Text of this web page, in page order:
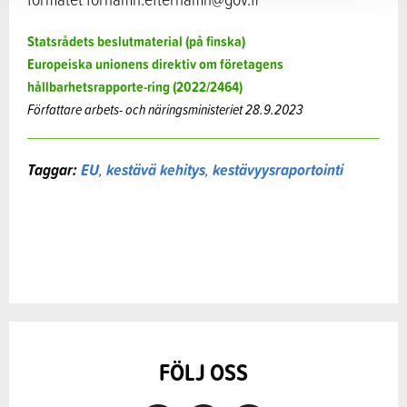
Statsrådets beslutmaterial (på finska)
Europeiska unionens direktiv om företagens
hållbarhetsrapporte-ring (2022/2464)
Författare arbets- och näringsministeriet 28.9.2023
Taggar:EU, kestävä kehitys, kestävyysraportointi
FÖLJ OSS